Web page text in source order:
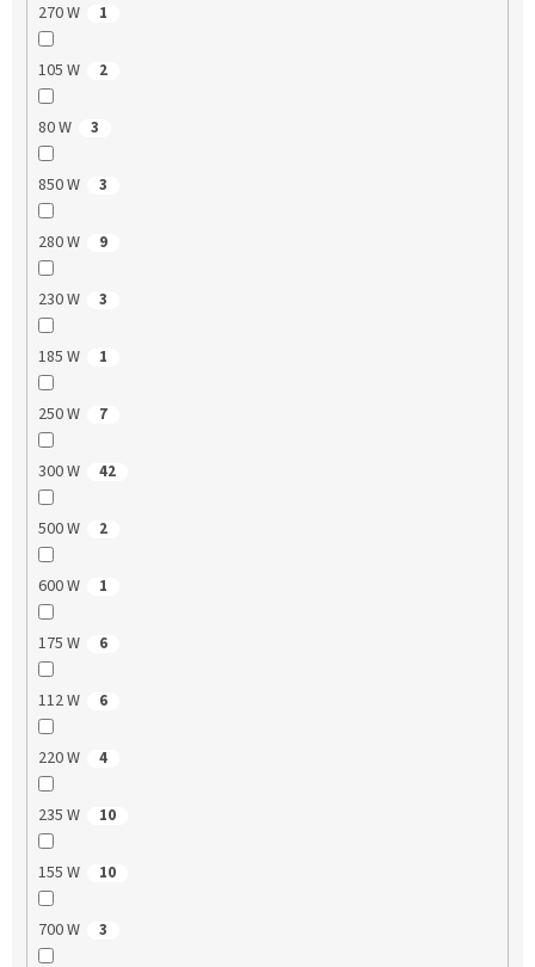
270 W 1
105 W 2
80 W 3
850 W 3
280 W 9
230 W 3
185 W 1
250 W 7
300 W 42
500 W 2
600 W 1
175 W 6
112 W 6
220 W 4
235 W 10
155 W 10
700 W 3